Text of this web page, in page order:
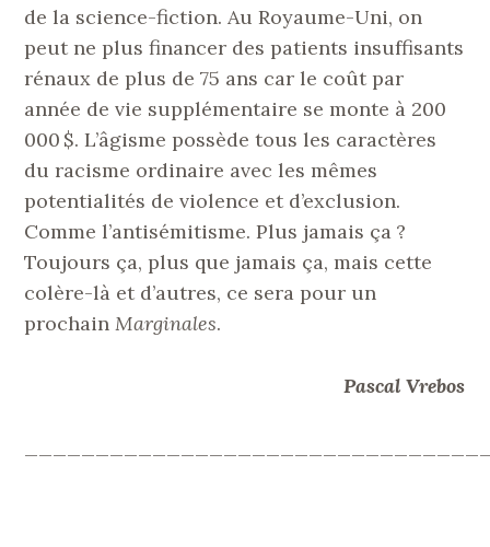
de la science-fiction. Au Royaume-Uni, on
peut ne plus financer des patients insuffisants
rénaux de plus de 75 ans car le coût par
année de vie supplémentaire se monte à 200
000 $. L’âgisme possède tous les caractères
du racisme ordinaire avec les mêmes
potentialités de violence et d’exclusion.
Comme l’antisémitisme. Plus jamais ça ?
Toujours ça, plus que jamais ça, mais cette
colère-là et d’autres, ce sera pour un
prochainMarginales.
Pascal Vrebos